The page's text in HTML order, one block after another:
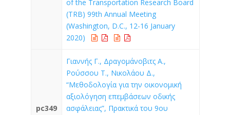
of the Transportation Research Board
(TRB) 99th Annual Meeting
(Washington, D.C., 12-16 January
2020)
pc349
Γιαννής Γ., Δραγομάνοβιτς Α.,
Ρούσσου Τ., Νικολάου Δ.,
“Μεθοδολογία για την οικονομική
αξιολόγηση επεμβάσεων οδικής
ασφάλειας”, Πρακτικά του 9ου